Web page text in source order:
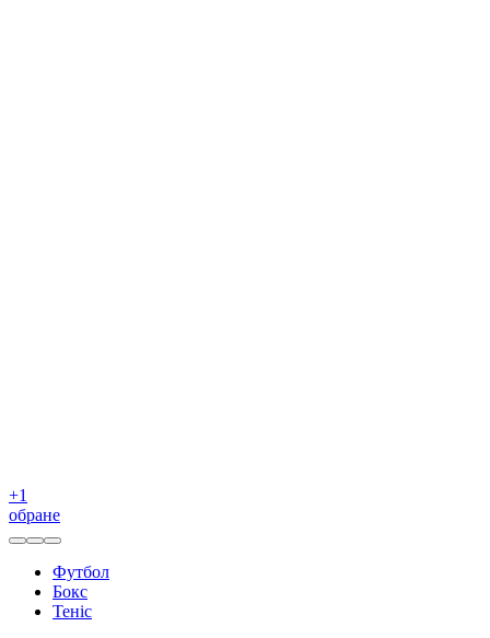
+1
обране
Футбол
Бокс
Теніс